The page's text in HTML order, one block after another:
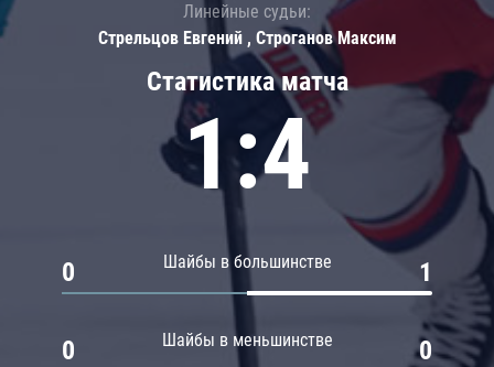
Статистика матча
1:4
Шайбы в большинстве
0 1
Шайбы в меньшинстве
0 0
Линейные судьи:
Стрельцов Евгений , Строганов Максим